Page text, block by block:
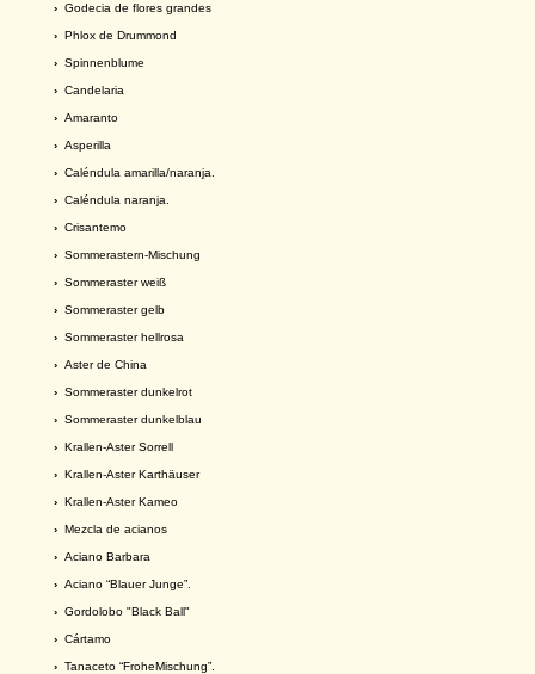
› Godecia de flores grandes
› Phlox de Drummond
› Spinnenblume
› Candelaria
› Amaranto
› Asperilla
› Caléndula amarilla/naranja.
› Caléndula naranja.
› Crisantemo
› Sommerastern-Mischung
› Sommeraster weiß
› Sommeraster gelb
› Sommeraster hellrosa
› Aster de China
› Sommeraster dunkelrot
› Sommeraster dunkelblau
› Krallen-Aster Sorrell
› Krallen-Aster Karthäuser
› Krallen-Aster Kameo
› Mezcla de acianos
› Aciano Barbara
› Aciano “Blauer Junge”.
› Gordolobo "Black Ball"
› Cártamo
› Tanaceto “FroheMischung”.